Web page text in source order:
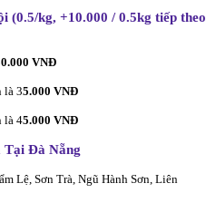
(0.5/kg, +10.000 / 0.5kg tiếp theo
0.000 VNĐ
là 35.000 VNĐ
là 45.000 VNĐ
Tại Đà Nẵng
Lệ, Sơn Trà, Ngũ Hành Sơn, Liên